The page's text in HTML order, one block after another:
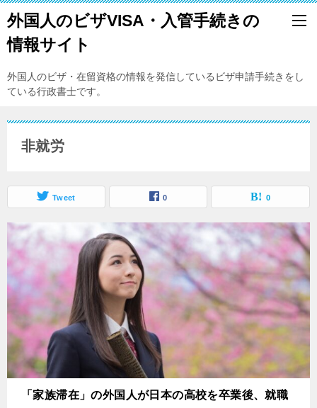
外国人のビザVISA・入管手続きの
情報サイト
外国人のビザ・在留資格の情報を発信しているビザ申請手続きをし
ている行政書士です。
非就労
Tweet 0 0
「家族滞在」の外国人が日本の高校を卒業後、就職